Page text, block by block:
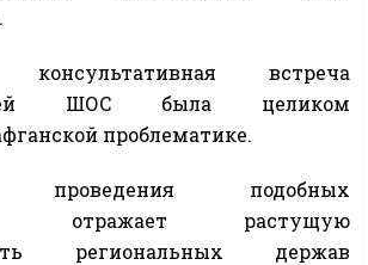
консультативная встреча
ШОС была целиком
проблематике.
проведения подобных
отражает растущую
региональных держав